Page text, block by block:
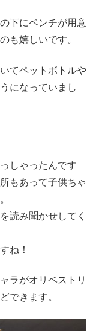
下にベンチが用意
も嬉しいです。
てペットボトルや
になっていまし
しゃったんです
もあって子供ちゃ
読み聞かせしてく
ね！
ラがオリベストリ
できます。